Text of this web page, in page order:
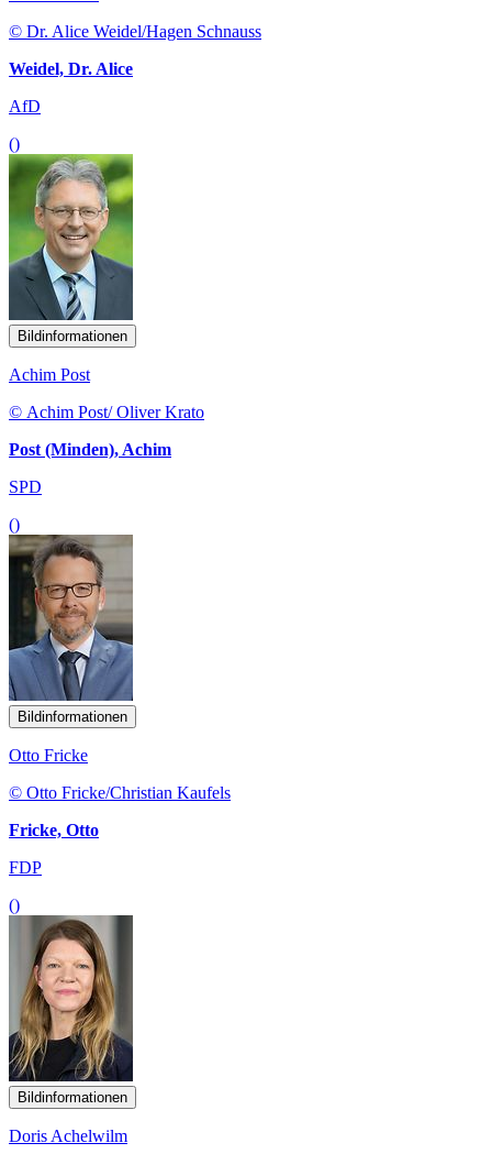
© Dr. Alice Weidel/Hagen Schnauss
Weidel, Dr. Alice
AfD
()
Bildinformationen
Achim Post
© Achim Post/ Oliver Krato
Post (Minden), Achim
SPD
()
Bildinformationen
Otto Fricke
© Otto Fricke/Christian Kaufels
Fricke, Otto
FDP
()
Bildinformationen
Doris Achelwilm